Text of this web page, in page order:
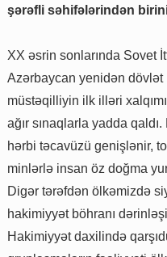
şərəfli səhifələrindən
XX əsrin sonlarında Sovet
Azərbaycan yenidən
müstəqilliyin ilk illəri
ağır sınaqlarla yadda
hərbi təcavüzü genişlənir,
minlərlə insan öz doğma
Digər tərəfdən ölkəmizdə
hakimiyyət böhranı
Hakimiyyət daxilində